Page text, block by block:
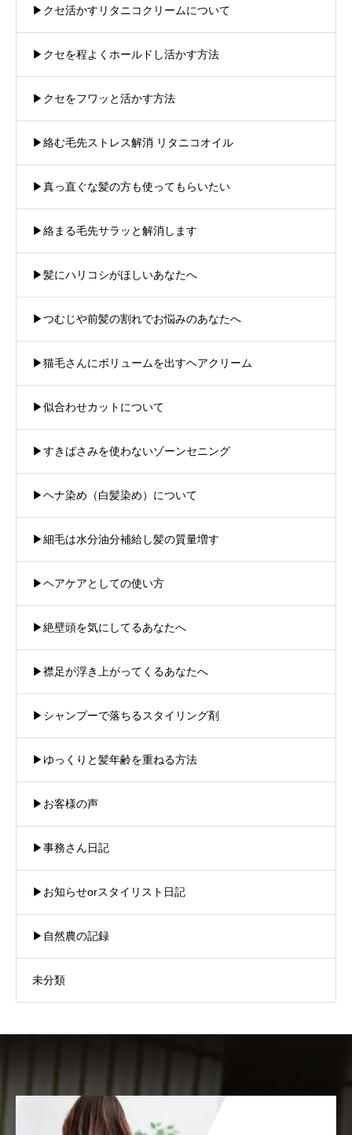
▶︎クセ活かすリタニコクリームについて
▶︎クセを程よくホールドし活かす方法
▶︎クセをフワッと活かす方法
▶︎絡む毛先ストレス解消 リタニコオイル
▶︎真っ直ぐな髪の方も使ってもらいたい
▶︎絡まる毛先サラッと解消します
▶︎髪にハリコシがほしいあなたへ
▶︎つむじや前髪の割れでお悩みのあなたへ
▶︎猫毛さんにボリュームを出すヘアクリーム
▶︎似合わせカットについて
▶︎すきばさみを使わないゾーンセニング
▶︎ヘナ染め（白髪染め）について
▶︎細毛は水分油分補給し髪の質量増す
▶︎ヘアケアとしての使い方
▶︎絶壁頭を気にしてるあなたへ
▶︎襟足が浮き上がってくるあなたへ
▶︎シャンプーで落ちるスタイリング剤
▶︎ゆっくりと髪年齢を重ねる方法
▶︎お客様の声
▶︎事務さん日記
▶︎お知らせorスタイリスト日記
▶︎自然農の記録
未分類
商品紹介